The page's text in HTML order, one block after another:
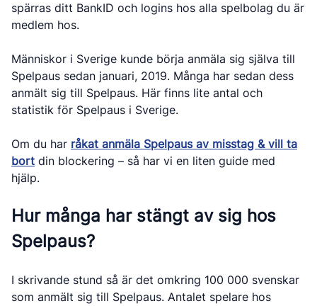
spärras ditt BankID och logins hos alla spelbolag du är
medlem hos.
Människor i Sverige kunde börja anmäla sig själva till
Spelpaus sedan januari, 2019. Många har sedan dess
anmält sig till Spelpaus. Här finns lite antal och
statistik för Spelpaus i Sverige.
Om du har råkat anmäla Spelpaus av misstag & vill ta
bort din blockering – så har vi en liten guide med
hjälp.
Hur många har stängt av sig hos
Spelpaus?
I skrivande stund så är det omkring 100 000 svenskar
som anmält sig till Spelpaus. Antalet spelare hos